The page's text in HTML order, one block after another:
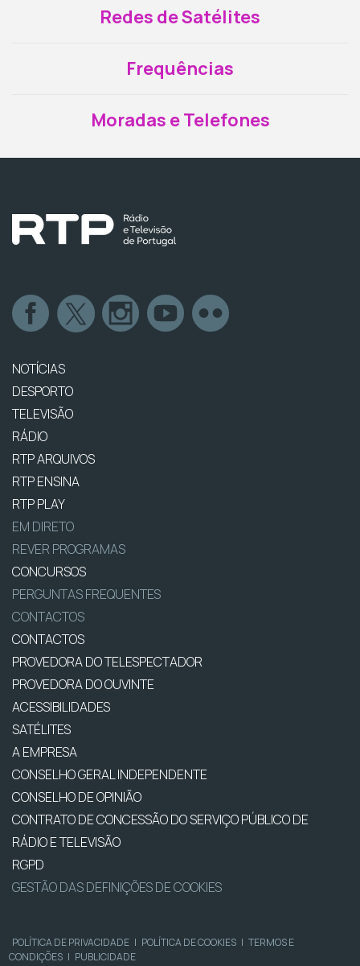
Redes de Satélites
Frequências
Moradas e Telefones
NOTÍCIAS
DESPORTO
TELEVISÃO
RÁDIO
RTP ARQUIVOS
RTP ENSINA
RTP PLAY
EM DIRETO
REVER PROGRAMAS
CONCURSOS
PERGUNTAS FREQUENTES
CONTACTOS
CONTACTOS
PROVEDORA DO TELESPECTADOR
PROVEDORA DO OUVINTE
ACESSIBILIDADES
SATÉLITES
A EMPRESA
CONSELHO GERAL INDEPENDENTE
CONSELHO DE OPINIÃO
CONTRATO DE CONCESSÃO DO SERVIÇO PÚBLICO DE
RÁDIO E TELEVISÃO
RGPD
GESTÃO DAS DEFINIÇÕES DE COOKIES
POLÍTICA DE PRIVACIDADE | POLÍTICA DE COOKIES | TERMOS E
CONDIÇÕES | PUBLICIDADE